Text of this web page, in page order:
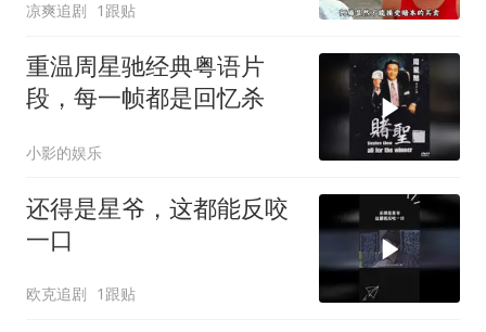
凉爽追剧 1跟贴
重温周星驰经典粤语片
段，每一帧都是回忆杀
小影的娱乐
还得是星爷，这都能反咬
一口
欧克追剧 1跟贴